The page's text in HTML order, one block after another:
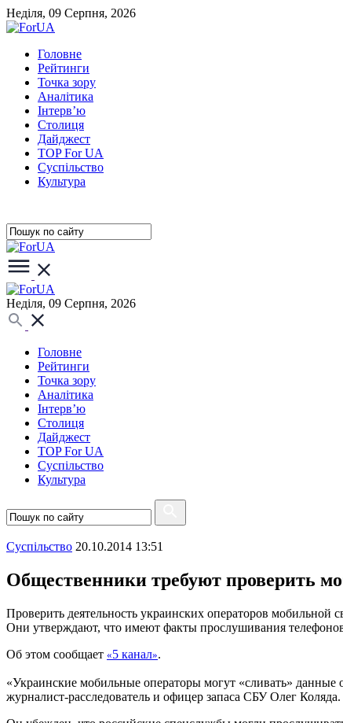
Неділя, 09 Серпня, 2026
Головне
Рейтинги
Точка зору
Аналітика
Інтерв’ю
Столиця
Дайджест
TOP For UA
Суспiльство
Культура
Неділя, 09 Серпня, 2026
Головне
Рейтинги
Точка зору
Аналітика
Інтерв’ю
Столиця
Дайджест
TOP For UA
Суспiльство
Культура
Суспiльство 20.10.2014 13:51
Общественники требуют проверить
Проверить деятельность украинских операторов
Они утверждают, что имеют факты прослушивания
Об этом сообщает «5 канал».
«Украинские мобильные операторы могут «сливать» данные
журналист-расследователь и офицер запаса СБУ Олег Коляда.